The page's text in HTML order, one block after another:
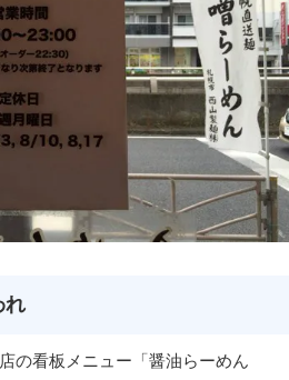
れ
の看板メニュー「醤油らーめん